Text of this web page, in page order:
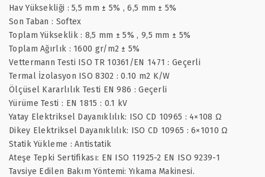
Hav Yüksekliği : 5,5 mm ± 5% , 6,5 mm ± 5%
Son Taban : Softex
Toplam Yükseklik : 8,5 mm ± 5% , 9,5 mm ± 5%
Toplam Ağırlık : 1600 gr/m2 ± 5%
Vettermann Testi ISO TR 10361/EN 1471 : Geçerli
Termal İzolasyon ISO 8302 : 0.10 m2 K/W
Ölçüsel Kararlılık Testi EN 986 : Geçerli
Yürüme Testi : EN 1815 : 0.1 kV
Yatay Elektriksel Dayanıklılık: ISO CD 10965 : 4×108 Ω
Dikey Elektriksel Dayanıklılık: ISO CD 10965 : 6×1010 Ω
Statik Yükleme : Antistatik
Ateşe Tepki Sertifikası: EN ISO 11925-2 EN ISO 9239-1
Tavsiye Edilen Bakım Yöntemi: Yıkama Makinesi.